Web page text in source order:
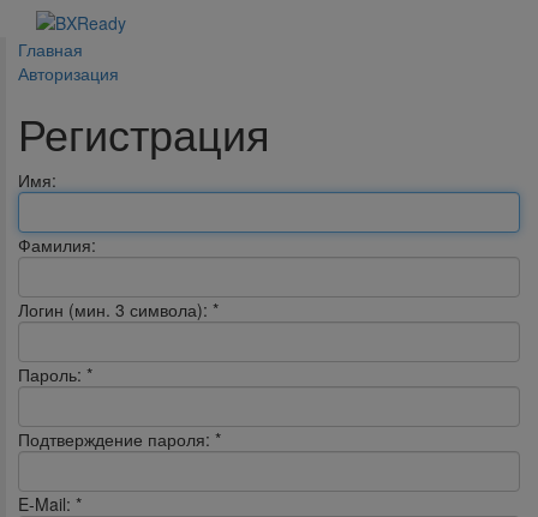
Главная
Авторизация
Регистрация
Имя:
Фамилия:
Логин (мин. 3 символа): *
Пароль: *
Подтверждение пароля: *
E-Mail: *